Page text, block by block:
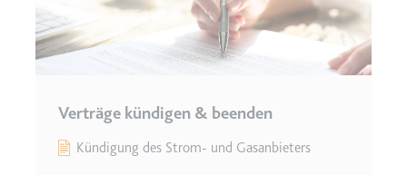
Verträge kündigen & beenden
Kündigung des Strom- und Gasanbieters